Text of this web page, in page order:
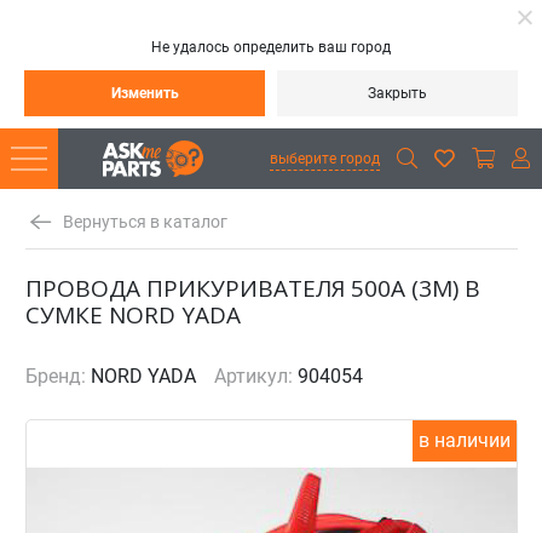
Не удалось определить ваш город
Изменить Закрыть
выберите город
Вернуться в каталог
ПРОВОДА ПРИКУРИВАТЕЛЯ 500А (3М) В
СУМКЕ NORD YADA
Бренд: NORD YADA Артикул: 904054
в наличии